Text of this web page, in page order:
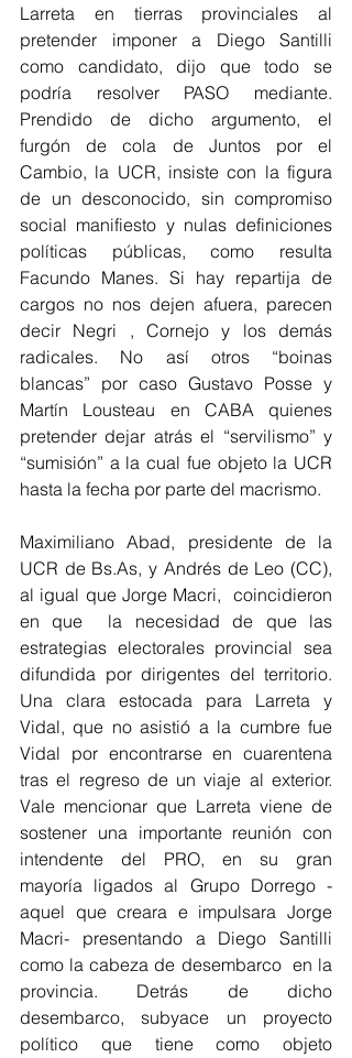
Larreta en tierras provinciales al
pretender imponer a Diego Santilli
como candidato, dijo que todo se
podría resolver PASO mediante.
Prendido de dicho argumento, el
furgón de cola de Juntos por el
Cambio, la UCR, insiste con la figura
de un desconocido, sin compromiso
social manifiesto y nulas definiciones
políticas públicas, como resulta
Facundo Manes. Si hay repartija de
cargos no nos dejen afuera, parecen
decir Negri , Cornejo y los demás
radicales. No así otros “boinas
blancas” por caso Gustavo Posse y
Martín Lousteau en CABA quienes
pretender dejar atrás el “servilismo” y
“sumisión” a la cual fue objeto la UCR
hasta la fecha por parte del macrismo.
Maximiliano Abad, presidente de la
UCR de Bs.As, y Andrés de Leo (CC),
al igual que Jorge Macri,  coincidieron
en que  la necesidad de que las
estrategias electorales provincial sea
difundida por dirigentes del territorio.
Una clara estocada para Larreta y
Vidal, que no asistió a la cumbre fue
Vidal por encontrarse en cuarentena
tras el regreso de un viaje al exterior.
Vale mencionar que Larreta viene de
sostener una importante reunión con
intendente del PRO, en su gran
mayoría ligados al Grupo Dorrego -
aquel que creara e impulsara Jorge
Macri- presentando a Diego Santilli
como la cabeza de desembarco  en la
provincia. Detrás de dicho
desembarco, subyace un proyecto
político que tiene como objeto